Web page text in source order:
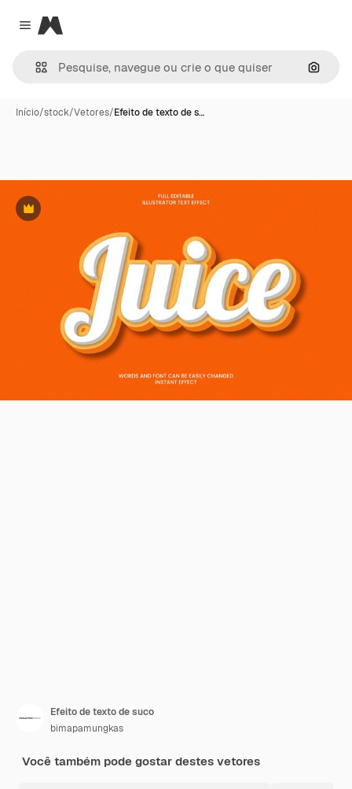
Close menu
Magnific
Início/stock/Vetores/Efeito de texto de s…
Premium
Efeito de texto de suco
bimapamungkas
Você também pode gostar destes vetores